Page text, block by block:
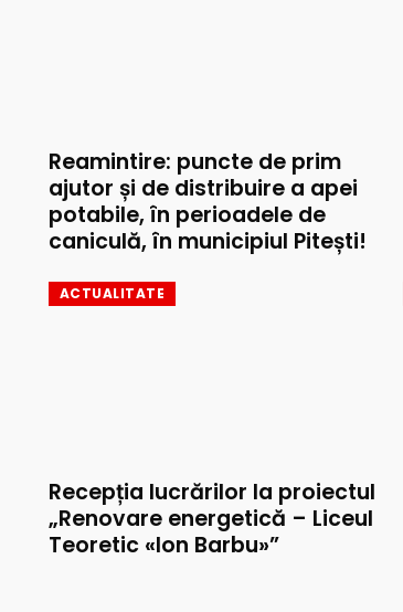
Reamintire: puncte de prim
ajutor și de distribuire a apei
potabile, în perioadele de
caniculă, în municipiul Pitești!
ACTUALITATE
Recepția lucrărilor la proiectul
„Renovare energetică – Liceul
Teoretic «Ion Barbu»”